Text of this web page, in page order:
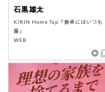
石黒雄太
KIRIN Home Tap「食卓にはいつも
篇」
WEB